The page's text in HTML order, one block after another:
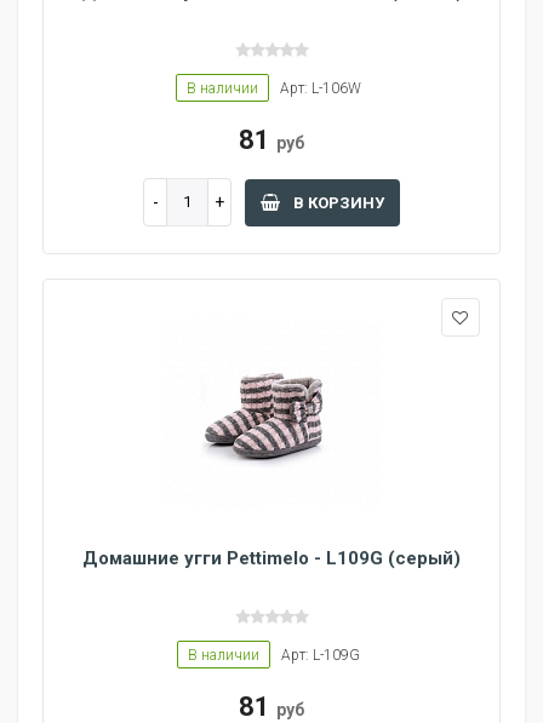
В наличии Арт: L-106W
81 руб
В КОРЗИНУ
Домашние угги Pettimelo - L109G (серый)
В наличии Арт: L-109G
81 руб